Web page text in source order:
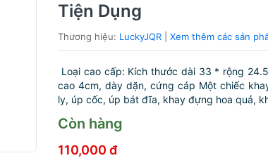
Tiện Dụng
Thương hiệu: LuckyJQR |Xem thêm các sản
Loại cao cấp: Kích thước dài 33 * rộng
cao 4cm, dày dặn, cứng cáp Một chiếc
ly, úp cốc, úp bát đĩa, khay đựng hoa quả,
Còn hàng
110,000 đ